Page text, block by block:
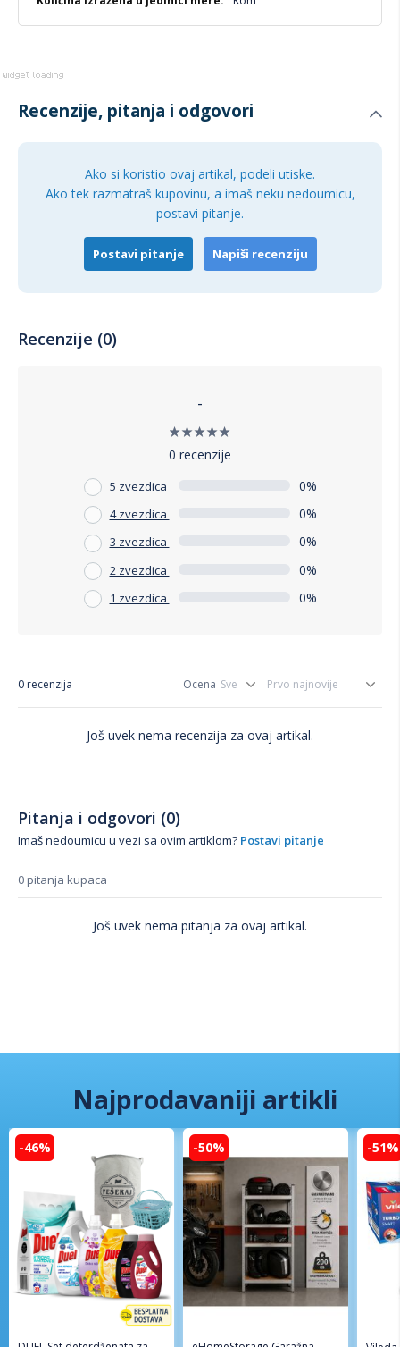
Recenzije, pitanja i odgovori
Ako si koristio ovaj artikal, podeli utiske.
Ako tek razmatraš kupovinu, a imaš neku nedoumicu,
postavi pitanje.
Postavi pitanje Napiši recenziju
Recenzije (0)
-
0 recenzije
5 zvezdica 0%
4 zvezdica 0%
3 zvezdica 0%
2 zvezdica 0%
1 zvezdica 0%
0 recenzija Ocena
Još uvek nema recenzija za ovaj artikal.
Pitanja i odgovori (0)
Imaš nedoumicu u vezi sa ovim artiklom? Postavi pitanje
0 pitanja kupaca
Još uvek nema pitanja za ovaj artikal.
Najprodavaniji artikli
-46% -50% -51%